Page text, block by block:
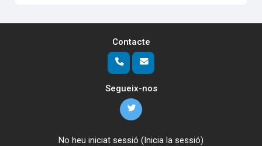
Contacte
Segueix-nos
No heu iniciat sessió (Inicia la sessió)